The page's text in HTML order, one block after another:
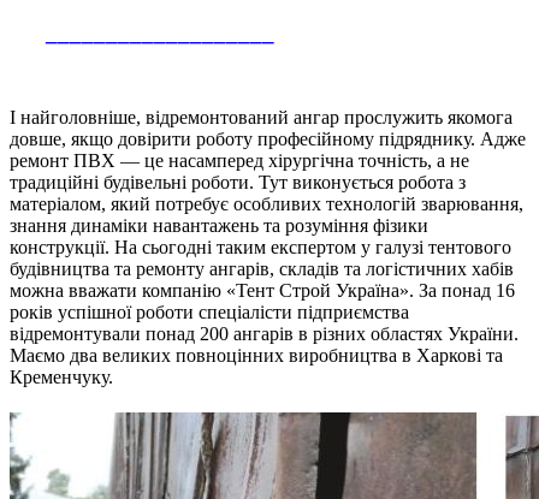
І найголовніше, відремонтований ангар прослужить якомога
довше, якщо довірити роботу професійному підряднику. Адже
ремонт ПВХ — це насамперед хірургічна точність, а не
традиційні будівельні роботи. Тут виконується робота з
матеріалом, який потребує особливих технологій зварювання,
знання динаміки навантажень та розуміння фізики
конструкції. На сьогодні таким експертом у галузі тентового
будівництва та ремонту ангарів, складів та логістичних хабів
можна вважати компанію «Тент Строй Україна». За понад 16
років успішної роботи спеціалісти підприємства
відремонтували понад 200 ангарів в різних областях України.
Маємо два великих повноцінних виробництва в Харкові та
Кременчуку.